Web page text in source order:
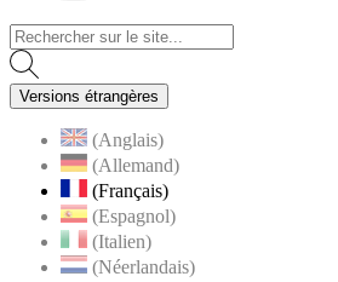
Versions étrangères
(Anglais)
(Allemand)
(Français)
(Espagnol)
(Italien)
(Néerlandais)